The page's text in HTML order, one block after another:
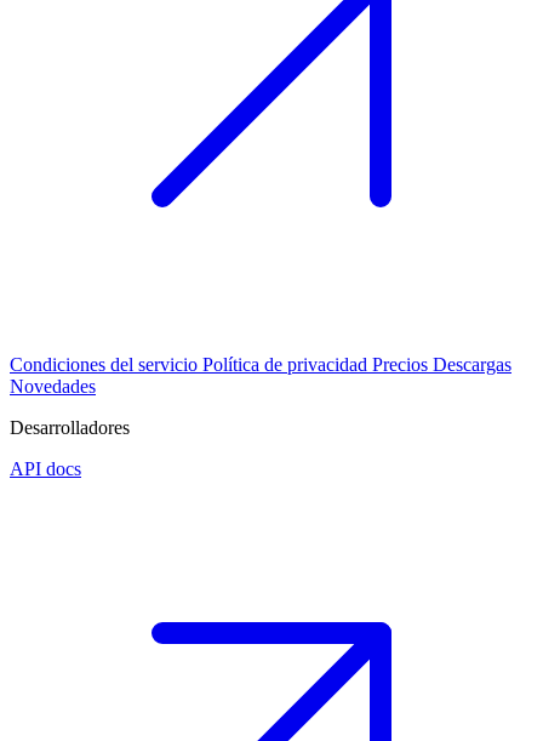
Condiciones del servicio Política de privacidad Precios Descargas
Novedades
Desarrolladores
API docs